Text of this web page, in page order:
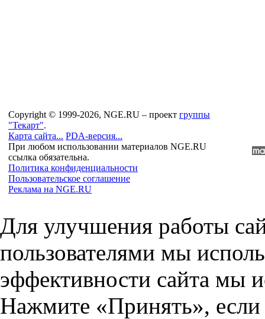
Copyright © 1999-2026, NGE.RU – проект группы
"Текарт".
Карта сайта... PDA-версия...
При любом использовании материалов NGE.RU
ссылка обязательна.
Политика конфиденциальности
Пользовательское соглашение
Реклама на NGE.RU
Для улучшения работы
пользователями мы
эффективности сайта мы
Нажмите «Принять», если